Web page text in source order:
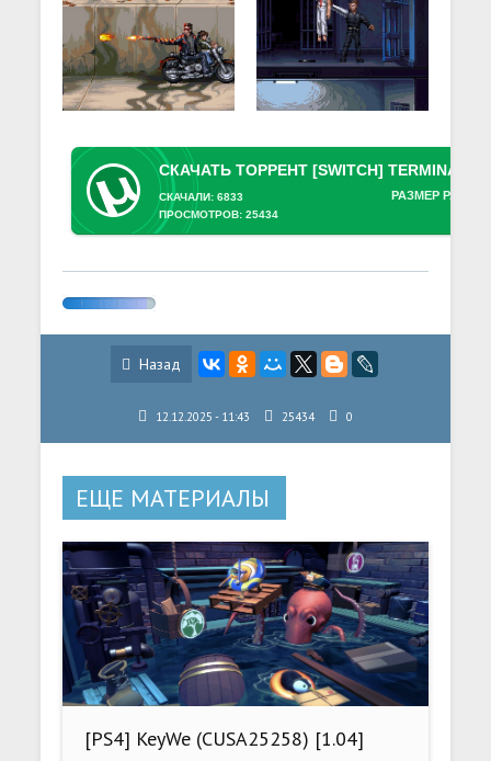
РАЗМЕР
СКАЧАЛИ: 6833
ПРОСМОТРОВ: 25434
Назад
12.12.2025 - 11:43 25434 0
ЕЩЕ МАТЕРИАЛЫ
[PS4] KeyWe (CUSA25258) [1.04]